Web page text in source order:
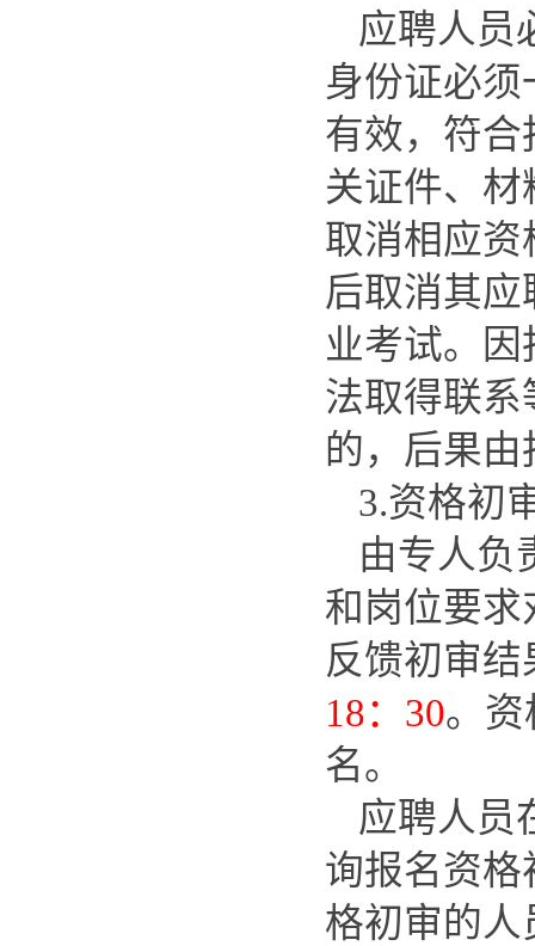
应聘人员
身份证必
有效，符
关证件、
取消相应
后取消其
业考试。
法取得联
的，后果
3.资格初
由专人负
和岗位要
反馈初审
18：30。资
名。
应聘人员
询报名资格
格初审的